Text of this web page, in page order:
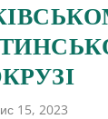
15, 2023